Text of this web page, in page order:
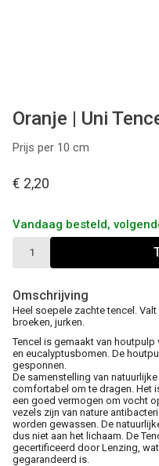
Oranje | Uni
Prijs per 10 cm
€ 2,20
Vandaag besteld,
Omschrijving
Heel soepele zachte tencel.
broeken, jurken.
Tencel is gemaakt van
en eucalyptusbomen. De
gesponnen.
De samenstelling van
comfortabel om te dragen. Het
een goed vermogen om vocht
vezels zijn van nature
worden gewassen. De
dus niet aan het lichaam. De
gecertificeerd door Lenzing,
gegarandeerd is.